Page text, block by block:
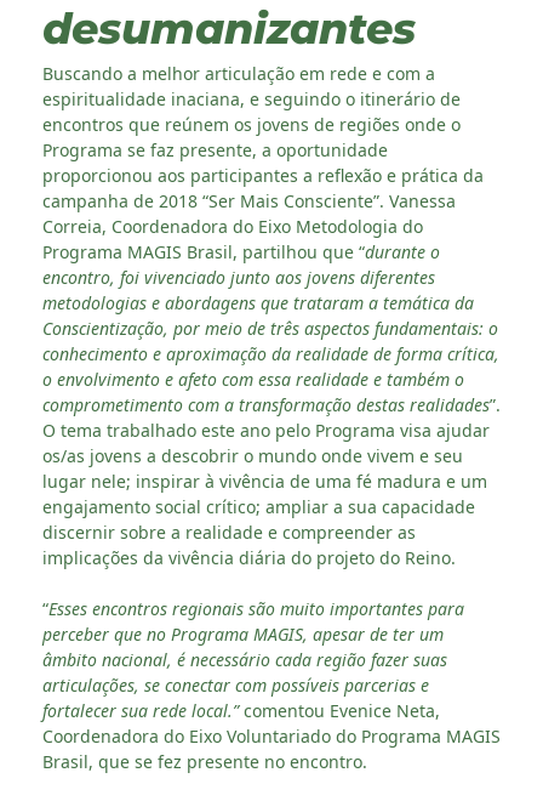
desumanizantes
Buscando a melhor articulação em rede e com a
espiritualidade inaciana, e seguindo o itinerário de
encontros que reúnem os jovens de regiões onde o
Programa se faz presente, a oportunidade
proporcionou aos participantes a reflexão e prática da
campanha de 2018 “Ser Mais Consciente”. Vanessa
Correia, Coordenadora do Eixo Metodologia do
Programa MAGIS Brasil, partilhou que “durante o
encontro, foi vivenciado junto aos jovens diferentes
metodologias e abordagens que trataram a temática da
Conscientização, por meio de três aspectos fundamentais: o
conhecimento e aproximação da realidade de forma crítica,
o envolvimento e afeto com essa realidade e também o
comprometimento com a transformação destas realidades”.
O tema trabalhado este ano pelo Programa visa ajudar
os/as jovens a descobrir o mundo onde vivem e seu
lugar nele; inspirar à vivência de uma fé madura e um
engajamento social crítico; ampliar a sua capacidade
discernir sobre a realidade e compreender as
implicações da vivência diária do projeto do Reino.
“Esses encontros regionais são muito importantes para
perceber que no Programa MAGIS, apesar de ter um
âmbito nacional, é necessário cada região fazer suas
articulações, se conectar com possíveis parcerias e
fortalecer sua rede local.”comentou Evenice Neta,
Coordenadora do Eixo Voluntariado do Programa MAGIS
Brasil, que se fez presente no encontro.